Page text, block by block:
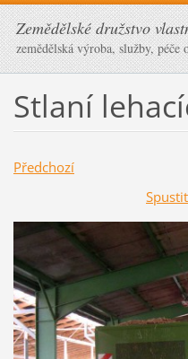
Zemědělské družstvo
zemědělská výroba, služby,
Stlaní
Předchozí